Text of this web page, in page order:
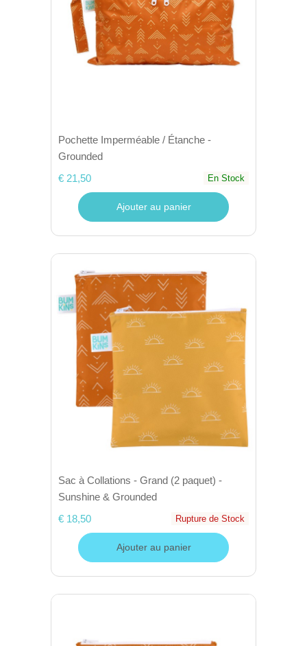
Pochette Imperméable / Étanche -
Grounded
€ 21,50
En Stock
Ajouter au panier
Sac à Collations - Grand (2 paquet) -
Sunshine & Grounded
€ 18,50
Rupture de Stock
Ajouter au panier